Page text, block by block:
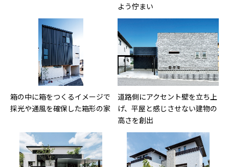
よう佇まい
箱の中に箱をつくるイメージで
採光や通風を確保した箱形の家
道路側にアクセント壁を立ち上
げ、平屋と感じさせない建物の
高さを創出